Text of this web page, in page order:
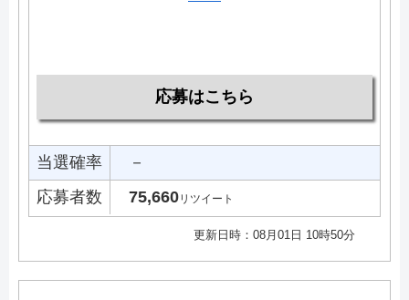
応募はこちら
当選確率
－
応募者数
75,660リツイート
更新日時：08月01日 10時50分